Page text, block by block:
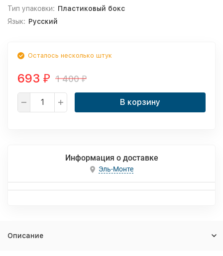
Тип упаковки: Пластиковый бокс
Язык: Русский
Осталось несколько штук
693 ₽ 1 400₽
В корзину
Информация о доставке
Эль-Монте
Описание